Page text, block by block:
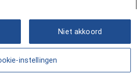
© 2026
Niet akkoord
instellingen